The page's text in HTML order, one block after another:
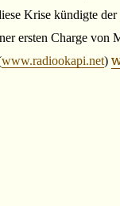
Krise kündigte
ersten Charge von
www.radiookapi.net)